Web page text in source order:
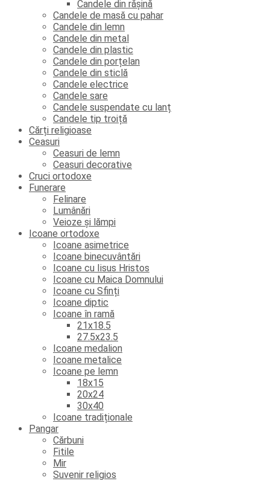
Candele din rășină
Candele de masă cu pahar
Candele din lemn
Candele din metal
Candele din plastic
Candele din porțelan
Candele din sticlă
Candele electrice
Candele sare
Candele suspendate cu lanț
Candele tip troiță
Cărți religioase
Ceasuri
Ceasuri de lemn
Ceasuri decorative
Cruci ortodoxe
Funerare
Felinare
Lumânări
Veioze și lămpi
Icoane ortodoxe
Icoane asimetrice
Icoane binecuvântări
Icoane cu Iisus Hristos
Icoane cu Maica Domnului
Icoane cu Sfinți
Icoane diptic
Icoane în ramă
21x18.5
27.5x23.5
Icoane medalion
Icoane metalice
Icoane pe lemn
18x15
20x24
30x40
Icoane tradiționale
Pangar
Cărbuni
Fitile
Mir
Suvenir religios